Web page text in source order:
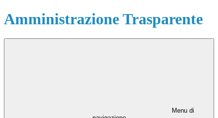
Amministrazione Trasparente
Menu di